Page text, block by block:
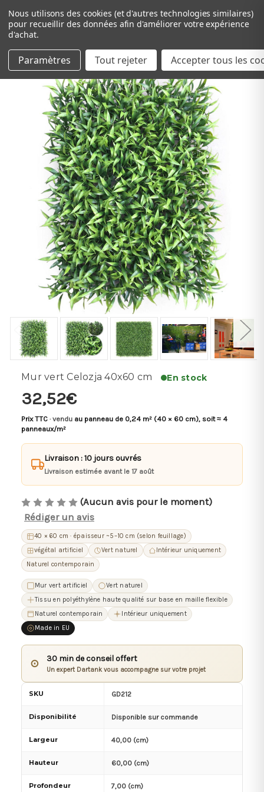
Passer au contenu principal
Mur vert Celozja 40x60 cm En stock
32,52€
Prix TTC · vendu au panneau de 0,24 m² (40 × 60 cm), soit ≈ 4
panneaux/m²
Livraison : 10 jours ouvrés
Livraison estimée avant le 17 août
(Aucun avis pour le moment)
Rédiger un avis
40 × 60 cm · épaisseur ~5–10 cm (selon feuillage)
végétal artificiel
Vert naturel
Intérieur uniquement
Naturel contemporain
Mur vert artificiel
Vert naturel
Tissu en polyéthylène haute qualité sur base en maille flexible
Naturel contemporain
Intérieur uniquement
Made in EU
⊙ 30 min de conseil offert
Un expert Dartank vous accompagne sur votre projet
SKU GD212
Disponibilité Disponible sur commande
Largeur 40,00 (cm)
Hauteur 60,00 (cm)
Profondeur 7,00 (cm)
Nous utilisons des cookies (et d'autres technologies similaires)
pour recueillir des données afin d'améliorer votre expérience
d'achat.
Paramètres Tout rejeter Accepter tous les